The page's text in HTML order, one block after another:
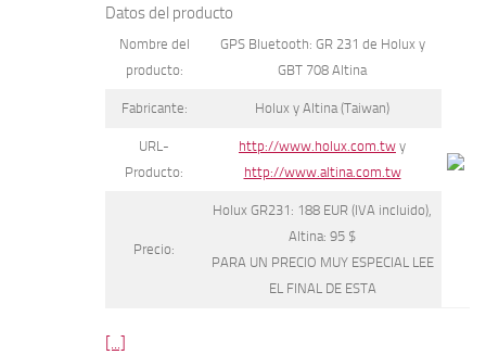
Datos del producto
Nombre del
producto:
GPS Bluetooth: GR 231 de Holux y
GBT 708 Altina
Fabricante: Holux y Altina (Taiwan)
URL-
Producto:
http://www.holux.com.tw y
http://www.altina.com.tw
Precio:
Holux GR231: 188 EUR (IVA incluido),
Altina: 95 $
PARA UN PRECIO MUY ESPECIAL LEE
EL FINAL DE ESTA
[...]